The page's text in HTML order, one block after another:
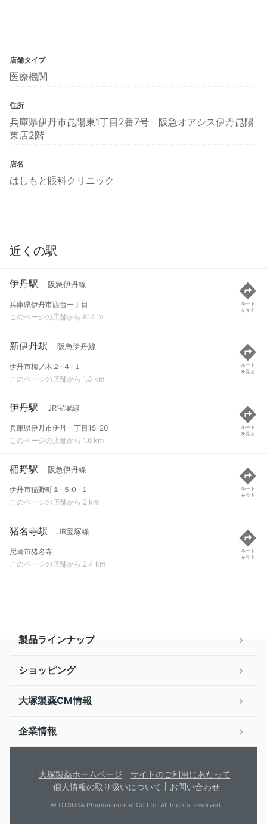
店舗タイプ
医療機関
住所
兵庫県伊丹市昆陽東1丁目2番7号 阪急オアシス伊丹昆陽
東店2階
店名
はしもと眼科クリニック
近くの駅
伊丹駅 阪急伊丹線
兵庫県伊丹市西台一丁目
このページの店舗から 814 m
ルート
を見る
新伊丹駅 阪急伊丹線
伊丹市梅ノ木２-４-１
このページの店舗から 1.3 km
ルート
を見る
伊丹駅 JR宝塚線
兵庫県伊丹市伊丹一丁目15-20
このページの店舗から 1.6 km
ルート
を見る
稲野駅 阪急伊丹線
伊丹市稲野町１-５０-１
このページの店舗から 2 km
ルート
を見る
猪名寺駅 JR宝塚線
尼崎市猪名寺
このページの店舗から 2.4 km
ルート
を見る
製品ラインナップ
ショッピング
大塚製薬CM情報
企業情報
大塚製薬ホームページ
サイトのご利用にあたって
個人情報の取り扱いについて
お問い合わせ
© OTSUKA Pharmaceutical Co.Ltd. All Rights Reserved.